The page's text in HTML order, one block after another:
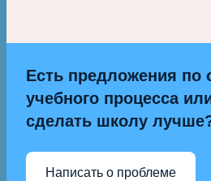
Есть предложения по
учебного процесса
сделать школу
Написать о проблеме